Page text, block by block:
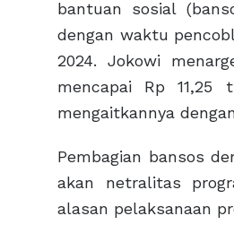
bantuan sosial
dengan waktu
2024. Jokowi
mencapai Rp
mengaitkannya
Pembagian bansos
akan netralitas
alasan pelaksanaan